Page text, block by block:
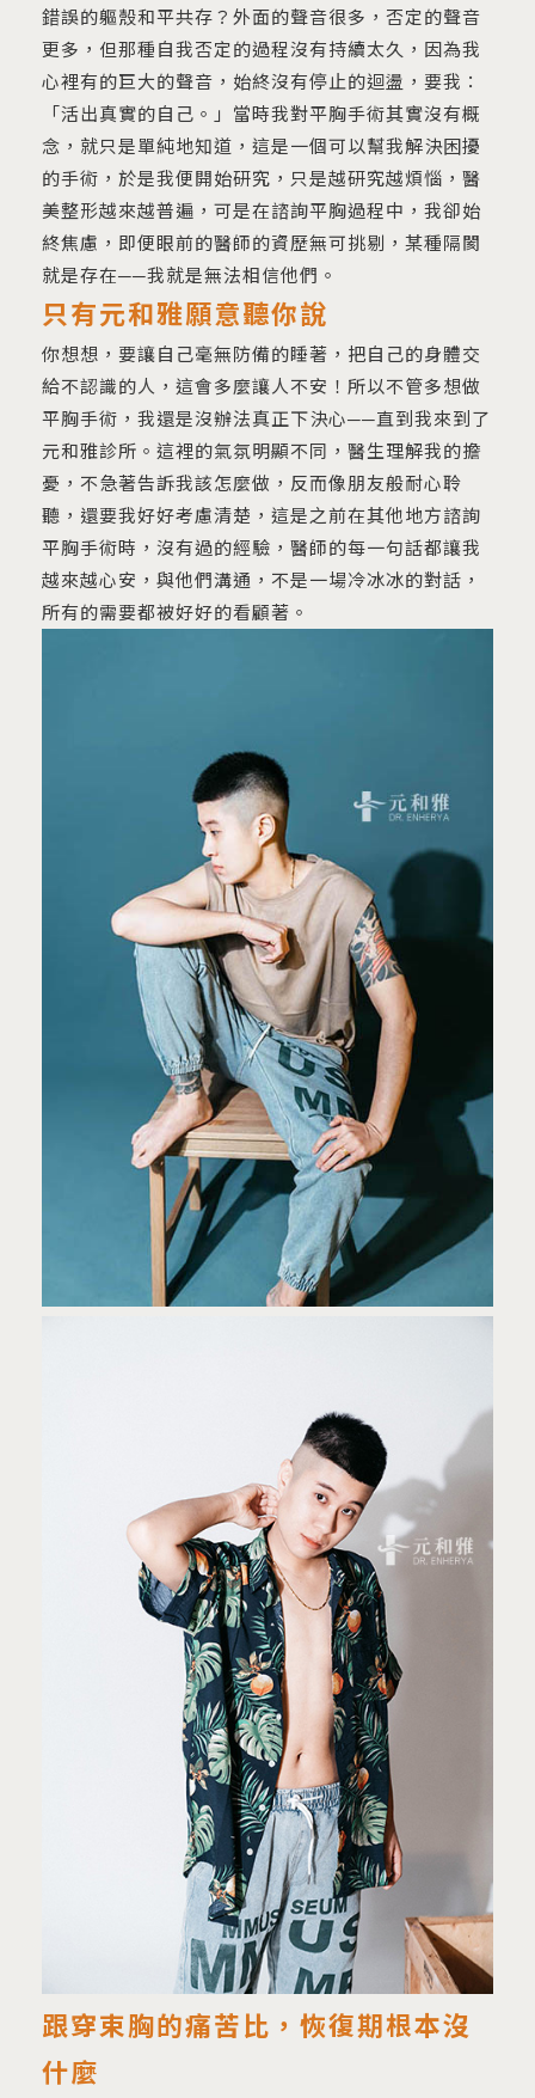
錯誤的軀殼和平共存？外面的聲音很多，否定的聲音
更多，但那種自我否定的過程沒有持續太久，因為我
心裡有的巨大的聲音，始終沒有停止的迴盪，要我：
「活出真實的自己。」當時我對平胸手術其實沒有概
念，就只是單純地知道，這是一個可以幫我解決困擾
的手術，於是我便開始研究，只是越研究越煩惱，醫
美整形越來越普遍，可是在諮詢平胸過程中，我卻始
終焦慮，即便眼前的醫師的資歷無可挑剔，某種隔閡
就是存在──我就是無法相信他們。
只有元和雅願意聽你說
你想想，要讓自己毫無防備的睡著，把自己的身體交
給不認識的人，這會多麼讓人不安！所以不管多想做
平胸手術，我還是沒辦法真正下決心──直到我來到了
元和雅診所。這裡的氣氛明顯不同，醫生理解我的擔
憂，不急著告訴我該怎麼做，反而像朋友般耐心聆
聽，還要我好好考慮清楚，這是之前在其他地方諮詢
平胸手術時，沒有過的經驗，醫師的每一句話都讓我
越來越心安，與他們溝通，不是一場冷冰冰的對話，
所有的需要都被好好的看顧著。
跟穿束胸的痛苦比，恢復期根本沒
什麼